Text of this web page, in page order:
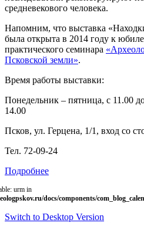
средневекового человека.
Напомним, что выставка
была открыта в 2014 году к
практического семинара
Псковской земли».
Время работы выставки:
Понедельник – пятница, с 11.00
14.00
Псков, ул. Герцена, 1/1, вход со
Тел. 72-09-24
Подробнее
urm in
docs/components/
Switch to Desktop Version